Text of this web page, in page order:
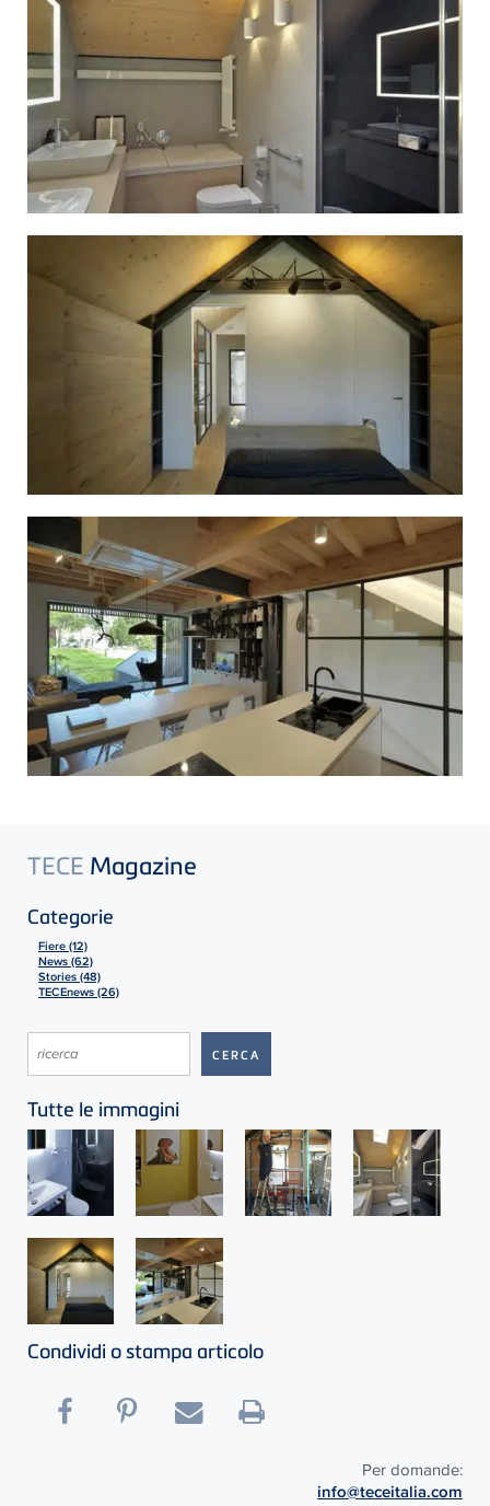
TECE Magazine
Categorie
Fiere (12)
News (62)
Stories (48)
TECEnews (26)
Tutte le immagini
Condividi o stampa articolo
Per domande:
info@teceitalia.com